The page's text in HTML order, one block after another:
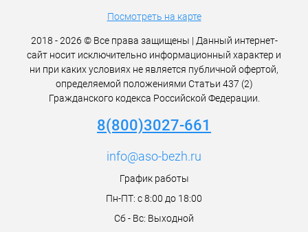
Посмотреть на карте
2018 - 2026 © Все права защищены | Данный интернет-
сайт носит исключительно информационный характер и
ни при каких условиях не является публичной офертой,
определяемой положениями Статьи 437 (2)
Гражданского кодекса Российской Федерации.
8(800)3027-661
info@aso-bezh.ru
График работы
Пн-ПТ: с 8:00 до 18:00
Сб - Вс: Выходной